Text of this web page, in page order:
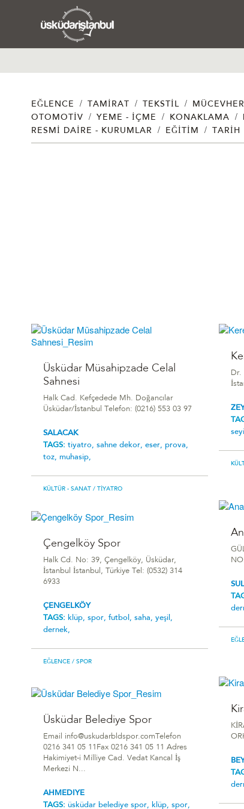
EĞLENCE / TAMIRAT / TEKSTIL /
OTOMOTIV / YEME - İÇME / KONAKLAMA /
RESMI DAIRE - KURUMLAR / EĞITIM / TARIH
Üsküdar Müsahipzade Celal
Sahnesi
Halk Cad. Kefçedede Mh. Doğancılar
Üsküdar/İstanbul Telefon: (0216) 553 03 97
SALACAK
TAGS: tiyatro, sahne dekor, eser, prova,
toz, muhasip,
KÜLTÜR - SANAT / TIYATRO
Dr.
Çengelköy Spor
Halk Cd. No: 39, Çengelköy, Üsküdar,
İstanbul İstanbul, Türkiye Tel: (0532) 314
6933
ÇENGELKÖY
TAGS: klüp, spor, futbol, saha, yeşil,
dernek,
EĞLENCE / SPOR
Üsküdar Belediye Spor
Email info@uskudarbldspor.comTelefon
0216 341 05 11Fax 0216 341 05 11 Adres
Hakimiyet-i Milliye Cad. Vedat Kancal İş
Merkezi N...
AHMEDIYE
TAGS: üsküdar belediye spor, klüp, spor,